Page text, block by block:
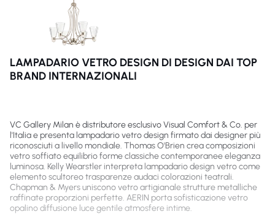
LAMPADARIO VETRO DESIGN DI DESIGN DAI TOP
BRAND INTERNAZIONALI
VC Gallery Milan è distributore esclusivo Visual Comfort & Co. per
l'Italia e presenta lampadario vetro design firmato dai designer più
riconosciuti a livello mondiale. Thomas O'Brien crea composizioni
vetro soffiato equilibrio forme classiche contemporanee eleganza
luminosa. Kelly Wearstler interpreta lampadario design vetro come
elemento scultoreo trasparenze audaci colorazioni teatrali.
Chapman & Myers uniscono vetro artigianale strutture metalliche
raffinate proporzioni perfette. AERIN porta sofisticazione vetro
opalino diffusione luce gentile atmosfere intime.